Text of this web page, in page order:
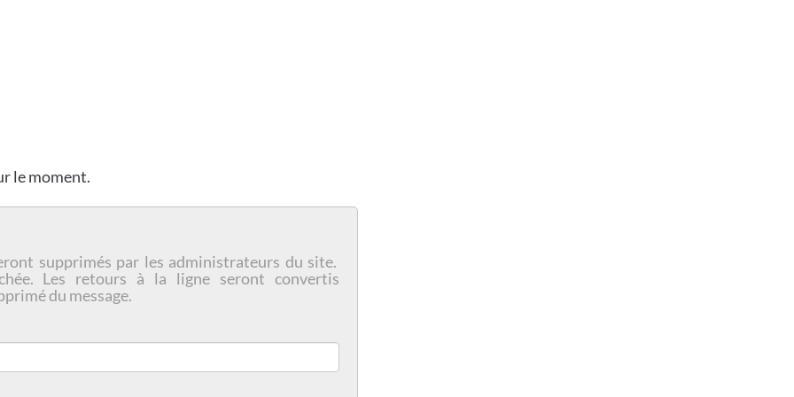
le moment.
supprimés par les administrateurs du site.
Les retours à la ligne seront convertis
du message.